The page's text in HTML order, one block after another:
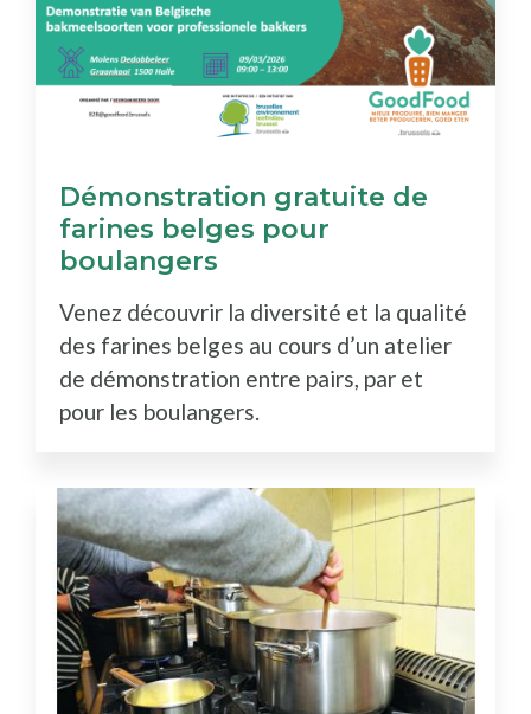
Démonstration gratuite de
farines belges pour
boulangers
Venez découvrir la diversité et la qualité
des farines belges au cours d’un atelier
de démonstration entre pairs, par et
pour les boulangers.